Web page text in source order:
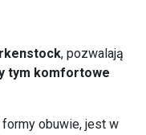
, pozwalają
tym komfortowe
obuwie, jest w